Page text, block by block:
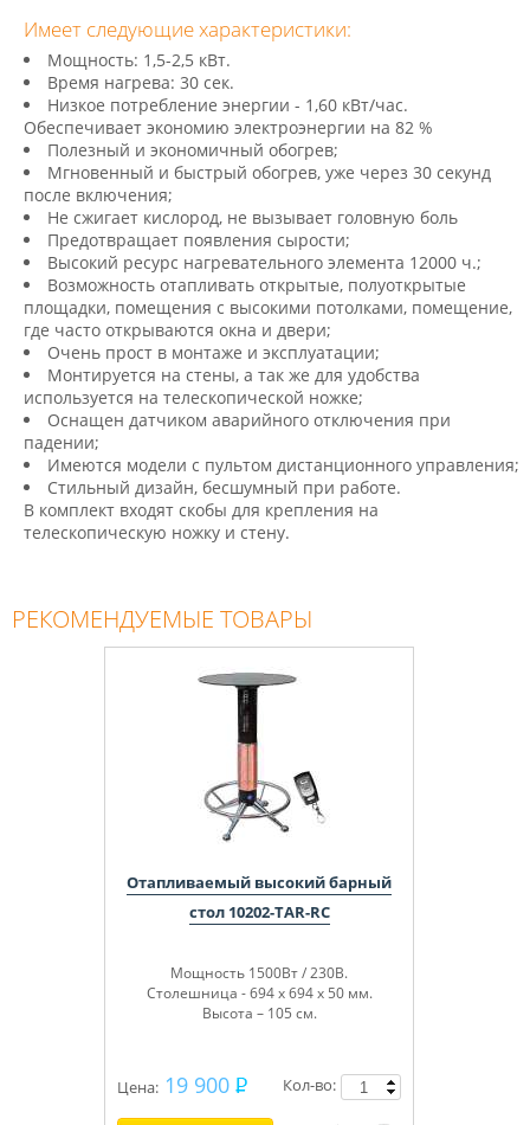
Имеет следующие характеристики:
Мощность: 1,5-2,5 кВт.
Время нагрева: 30 сек.
Низкое потребление энергии - 1,60 кВт/час.
Обеспечивает экономию электроэнергии на 82 %
Полезный и экономичный обогрев;
Мгновенный и быстрый обогрев, уже через 30 секунд
после включения;
Не сжигает кислород, не вызывает головную боль
Предотвращает появления сырости;
Высокий ресурс нагревательного элемента 12000 ч.;
Возможность отапливать открытые, полуоткрытые
площадки, помещения с высокими потолками, помещение,
где часто открываются окна и двери;
Очень прост в монтаже и эксплуатации;
Монтируется на стены, а так же для удобства
используется на телескопической ножке;
Оснащен датчиком аварийного отключения при
падении;
Имеются модели с пультом дистанционного управления;
Стильный дизайн, бесшумный при работе.
В комплект входят скобы для крепления на
телескопическую ножку и стену.
РЕКОМЕНДУЕМЫЕ ТОВАРЫ
Отапливаемый высокий барный
стол 10202-TAR-RC
Мощность 1500Вт / 230В.
Столешница - 694 х 694 х 50 мм.
Высота – 105 см.
Цена: 19 900
Кол-во: